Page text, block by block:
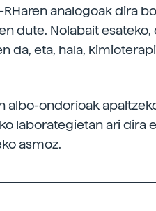
analogoak dira
dute. Nolabait esateko,
da, eta, hala,
albo-ondorioak
laborategietan ari dira
asmoz.